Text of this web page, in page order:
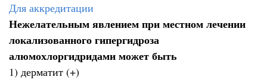
Для аккредитации
Нежелательным явлением при местном лечении
локализованного гипергидроза
алюмохлоргидридами может быть
1) дерматит (+)